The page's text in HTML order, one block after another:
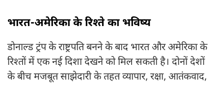
भारत-अमेरिका के रिश्ते का भविष्य
डोनाल्ड ट्रंप के राष्ट्रपति बनने के बाद भारत और अमेरिका के
रिश्तों में एक नई दिशा देखने को मिल सकती है। दोनों देशों
के बीच मजबूत साझेदारी के तहत व्यापार, रक्षा, आतंकवाद,